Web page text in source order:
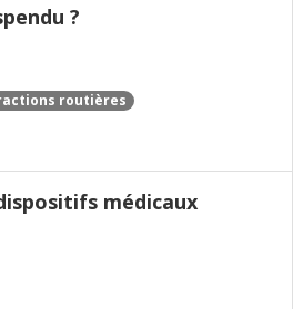
?
routières
médicaux